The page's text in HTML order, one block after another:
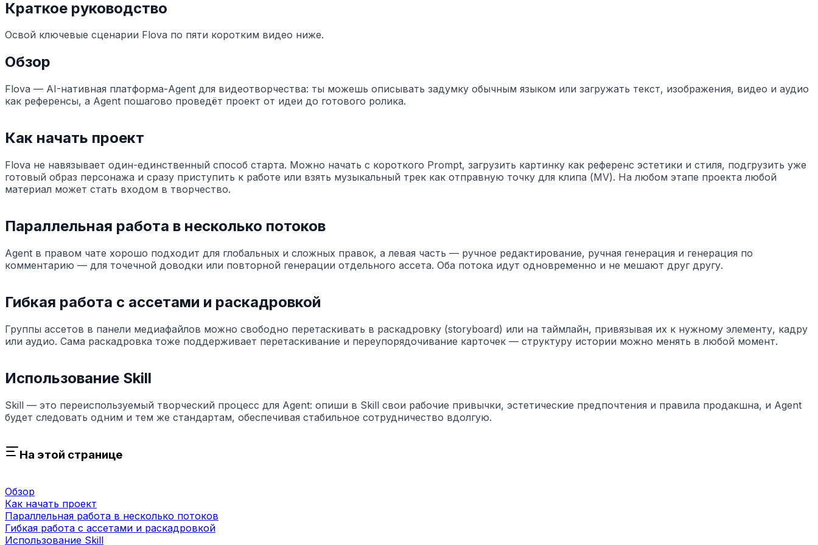
Краткое руководство
Освой ключевые сценарии Flova по пяти коротким видео ниже.
Обзор
Flova — AI-нативная платформа-Agent для видеотворчества: ты можешь описывать задумку обычным языком или загружать текст, изображения, видео и аудио
как референсы, а Agent пошагово проведёт проект от идеи до готового ролика.
Как начать проект
Flova не навязывает один-единственный способ старта. Можно начать с короткого Prompt, загрузить картинку как референс эстетики и стиля, подгрузить уже
готовый образ персонажа и сразу приступить к работе или взять музыкальный трек как отправную точку для клипа (MV). На любом этапе проекта любой
материал может стать входом в творчество.
Параллельная работа в несколько потоков
Agent в правом чате хорошо подходит для глобальных и сложных правок, а левая часть — ручное редактирование, ручная генерация и генерация по
комментарию — для точечной доводки или повторной генерации отдельного ассета. Оба потока идут одновременно и не мешают друг другу.
Гибкая работа с ассетами и раскадровкой
Группы ассетов в панели медиафайлов можно свободно перетаскивать в раскадровку (storyboard) или на таймлайн, привязывая их к нужному элементу, кадру
или аудио. Сама раскадровка тоже поддерживает перетаскивание и переупорядочивание карточек — структуру истории можно менять в любой момент.
Использование Skill
Skill — это переиспользуемый творческий процесс для Agent: опиши в Skill свои рабочие привычки, эстетические предпочтения и правила продакшна, и Agent
будет следовать одним и тем же стандартам, обеспечивая стабильное сотрудничество вдолгую.
На этой странице
Обзор
Как начать проект
Параллельная работа в несколько потоков
Гибкая работа с ассетами и раскадровкой
Использование Skill